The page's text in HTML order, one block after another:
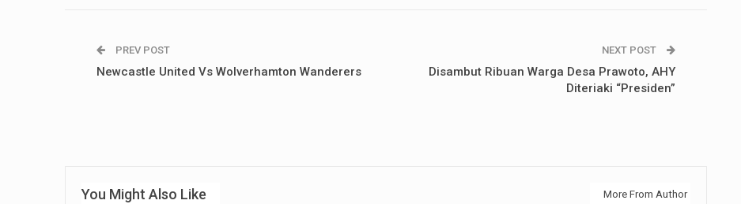
PREV POST
Newcastle United Vs Wolverhamton Wanderers
NEXT POST
Disambut Ribuan Warga Desa Prawoto, AHY
Diteriaki “Presiden”
You Might Also Like More From Author